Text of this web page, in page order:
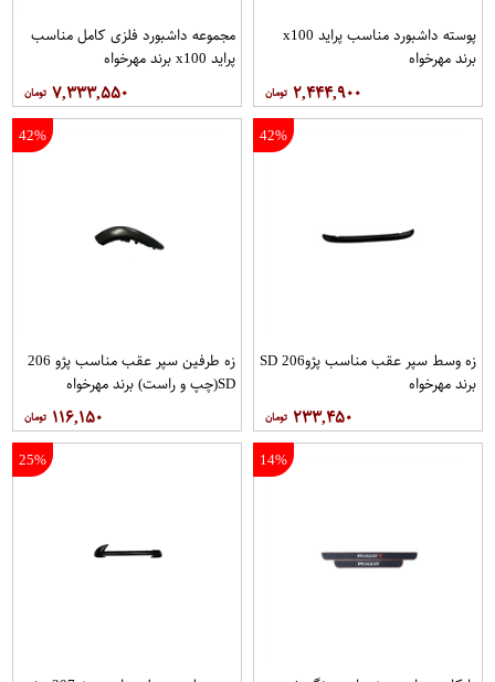
پوسته داشبورد مناسب پراید x100
برند مهرخواه
۲,۴۴۴,۹۰۰
مجموعه داشبورد فلزی كامل مناسب
پراید x100 برند مهرخواه
۷,۳۳۳,۵۵۰
42%
زه وسط سپر عقب مناسب پژو206 SD
برند مهرخواه
۲۳۳,۴۵۰
42%
زه طرفین سپر عقب مناسب پژو 206
SD(چپ و راست) برند مهرخواه
۱۱۶,۱۵۰
14%
25%